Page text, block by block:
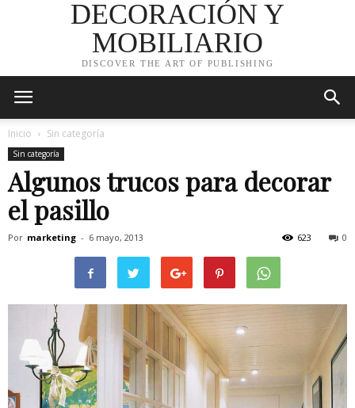
DECORACIÓN Y
MOBILIARIO
DISCOVER THE ART OF PUBLISHING
Inicio Sin categoría
Sin categoría
Algunos trucos para decorar
el pasillo
Por marketing - 6 mayo, 2013 0
623